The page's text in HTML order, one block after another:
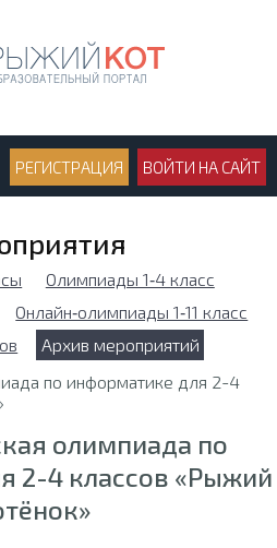
РЕГИСТРАЦИЯ ВОЙТИ НА САЙТ
Олимпиады 1‑4 класс
Онлайн‑олимпиады 1‑11 класс
Архив мероприятий
олимпиада по
2-4 классов «Рыжий